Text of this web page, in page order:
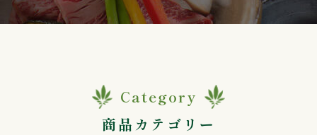
か
Category
商品カテゴリー